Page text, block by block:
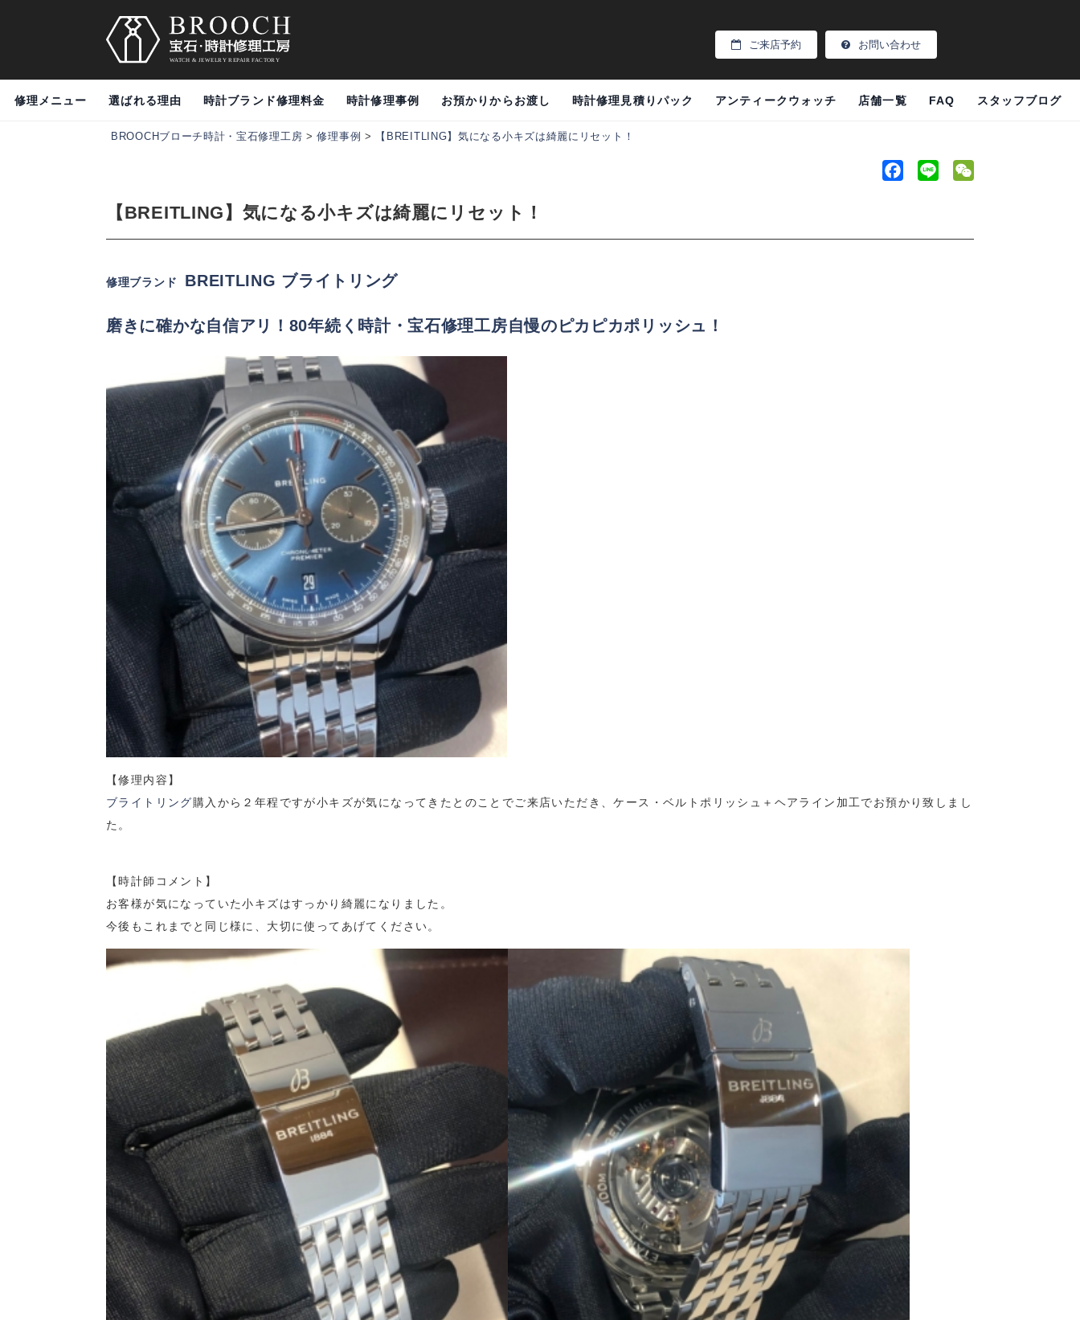
ご来店予約 お問い合わせ
修理メニュー 選ばれる理由 時計ブランド修理料金 時計修理事例 お預かりからお渡し 時計修理見積りパック アンティークウォッチ 店舗一覧 FAQ スタッフブログ
BROOCHブローチ時計・宝石修理工房 >修理事例 > 【BREITLING】気になる小キズは綺麗にリセット！
【BREITLING】気になる小キズは綺麗にリセット！
修理ブランド BREITLING ブライトリング
磨きに確かな自信アリ！80年続く時計・宝石修理工房自慢のピカピカポリッシュ！
【修理内容】
ブライトリング購入から２年程ですが小キズが気になってきたとのことでご来店いただき、ケース・ベルトポリッシュ＋ヘアライン加工でお預かり致しまし
た。
【時計師コメント】
お客様が気になっていた小キズはすっかり綺麗になりました。
今後もこれまでと同じ様に、大切に使ってあげてください。